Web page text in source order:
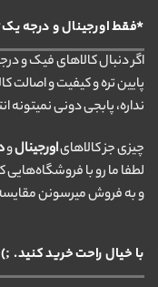
*فقط اورجینال و درجه
پایین تره و کیفیت و اصالت
نداره، پابجی دونی
چیزی جز کالاهایاورجینالو
لطفا ما رو با
و به فروش میرسونن
با خیال راحت خرید کنید. ;)